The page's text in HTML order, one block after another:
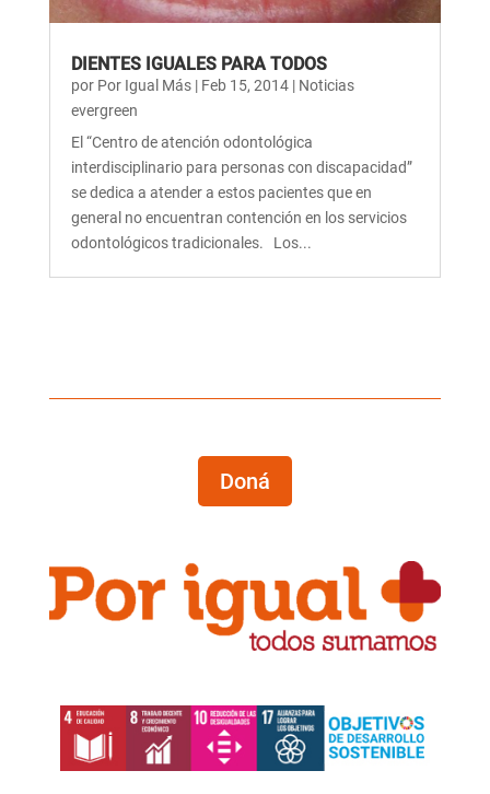
DIENTES IGUALES PARA TODOS
por Por Igual Más| Feb 15, 2014| Noticias
evergreen
El “Centro de atención odontológica
interdisciplinario para personas con discapacidad”
se dedica a atender a estos pacientes que en
general no encuentran contención en los servicios
odontológicos tradicionales. Los...
Doná